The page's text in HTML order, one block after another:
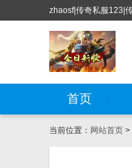
zhaosf|传奇私服123|
首页
当前位置： 网站首页 >